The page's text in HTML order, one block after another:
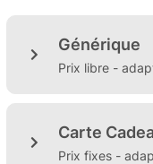
Générique
Prix libre -
Carte
Prix fixes -